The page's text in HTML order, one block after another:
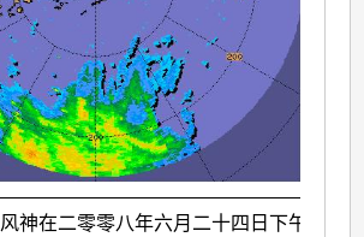
风神在二零零八年六月二十四日下午4时的